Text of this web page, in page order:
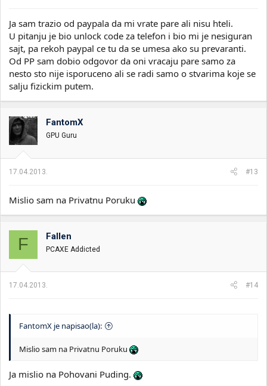
Ja sam trazio od paypala da mi vrate pare ali nisu hteli.
U pitanju je bio unlock code za telefon i bio mi je nesiguran
sajt, pa rekoh paypal ce tu da se umesa ako su prevaranti.
Od PP sam dobio odgovor da oni vracaju pare samo za
nesto sto nije isporuceno ali se radi samo o stvarima koje se
salju fizickim putem.
FantomX
GPU Guru
17.04.2013. #13
Mislio sam na Privatnu Poruku
F Fallen
PCAXE Addicted
17.04.2013. #14
FantomX je napisao(la):
Mislio sam na Privatnu Poruku
Ja mislio na Pohovani Puding.